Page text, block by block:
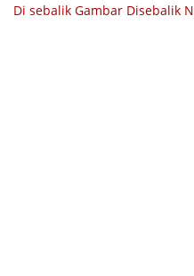
Di sebalik Gambar Disebalik